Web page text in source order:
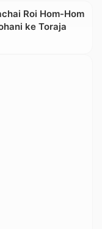
Roi Hom-Hom
ke Toraja